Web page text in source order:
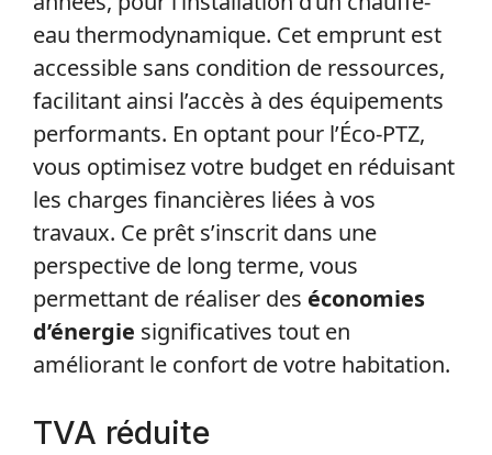
eau thermodynamique. Cet emprunt est
accessible sans condition de ressources,
facilitant ainsi l’accès à des équipements
performants. En optant pour l’Éco-PTZ,
vous optimisez votre budget en réduisant
les charges financières liées à vos
travaux. Ce prêt s’inscrit dans une
perspective de long terme, vous
permettant de réaliser des économies
d’énergie significatives tout en
améliorant le confort de votre habitation.
TVA réduite